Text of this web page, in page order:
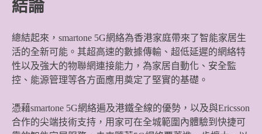
結論
總結起來，smartone 5G網絡為香港家庭帶來了智能家居生
活的全新可能。其超高速的數據傳輸、超低延遲的網絡特
性以及強大的物聯網連接能力，為家居自動化、安全監
控、能源管理等各方面應用奠定了堅實的基礎。
憑藉smartone 5G網絡遍及港鐵全線的優勢，以及與Ericsson
合作的尖端技術支持，用家可在全城範圍內體驗到快捷可